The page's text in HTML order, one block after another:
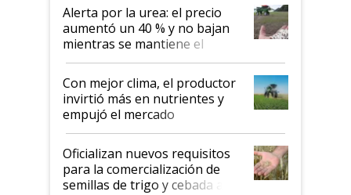
Alerta por la urea: el precio
aumentó un 40 % y no bajan
mientras se mantiene el
conflicto en Medio Oriente
Con mejor clima, el productor
invirtió más en nutrientes y
empujó el mercado
Oficializan nuevos requisitos
para la comercialización de
semillas de trigo y cebada a